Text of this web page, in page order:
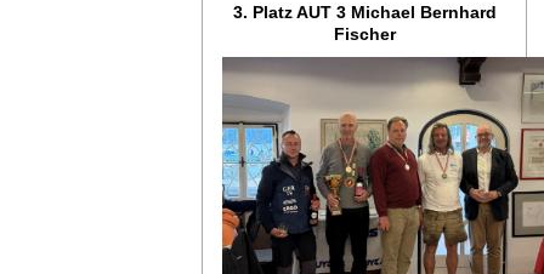
3. Platz AUT 3 Michael Bernhard
Fischer